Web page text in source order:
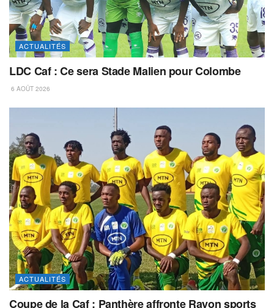
ACTUALITÉS
LDC Caf : Ce sera Stade Malien pour Colombe
6 AOÛT 2026
ACTUALITÉS
Coupe de la Caf : Panthère affronte Rayon sports